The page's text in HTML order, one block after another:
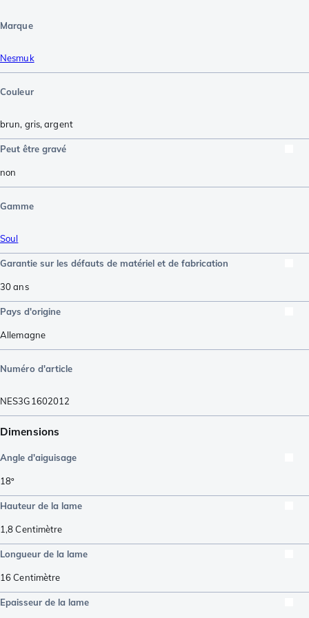
Marque
Nesmuk
Couleur
brun, gris,argent
Peut être gravé
non
Gamme
Soul
Garantie sur les défauts de matériel et de fabrication
30 ans
Pays d'origine
Allemagne
Numéro d'article
NES3G1602012
Dimensions
Angle d'aiguisage
18º
Hauteur de la lame
1,8Centimètre
Longueur de la lame
16Centimètre
Epaisseur de la lame